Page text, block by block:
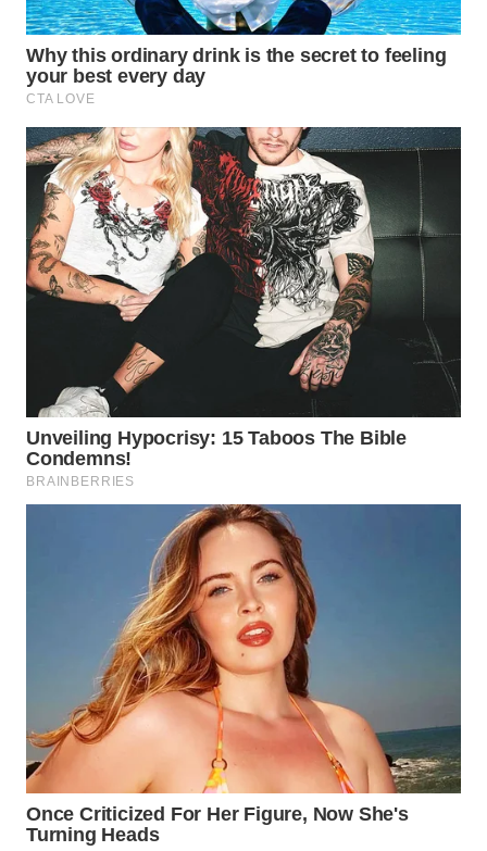
SIMALUNGUN
WN
LABUHANBATU
WN
TAPANULI
TENGAH
WN DELI
SERDANG
WN
PAKPAK
BOGOR
WN
WN